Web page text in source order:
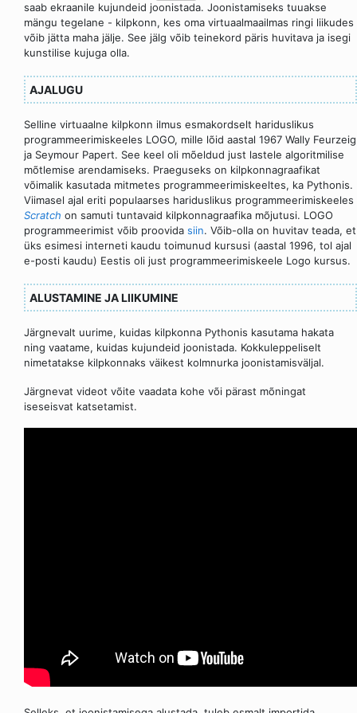
saab ekraanile kujundeid joonistada. Joonistamiseks tuuakse
mängu tegelane - kilpkonn, kes oma virtuaalmaailmas ringi liikudes
võib jätta maha jälje. See jälg võib teinekord päris huvitava ja isegi
kunstilise kujuga olla.
AJALUGU
Selline virtuaalne kilpkonn ilmus esmakordselt hariduslikus
programmeerimiskeeles LOGO, mille lõid aastal 1967 Wally Feurzeig
ja Seymour Papert. See keel oli mõeldud just lastele algoritmilise
mõtlemise arendamiseks. Praeguseks on kilpkonnagraafikat
võimalik kasutada mitmetes programmeerimiskeeltes, ka Pythonis.
Viimasel ajal eriti populaarses hariduslikus programmeerimiskeeles
Scratch on samuti tuntavaid kilpkonnagraafika mõjutusi. LOGO
programmeerimist võib proovida siin. Võib-olla on huvitav teada, et
üks esimesi interneti kaudu toimunud kursusi (aastal 1996, tol ajal
e-posti kaudu) Eestis oli just programmeerimiskeele Logo kursus.
ALUSTAMINE JA LIIKUMINE
Järgnevalt uurime, kuidas kilpkonna Pythonis kasutama hakata
ning vaatame, kuidas kujundeid joonistada. Kokkuleppeliselt
nimetatakse kilpkonnaks väikest kolmnurka joonistamisväljal.
Järgnevat videot võite vaadata kohe või pärast mõningat
iseseisvat katsetamist.